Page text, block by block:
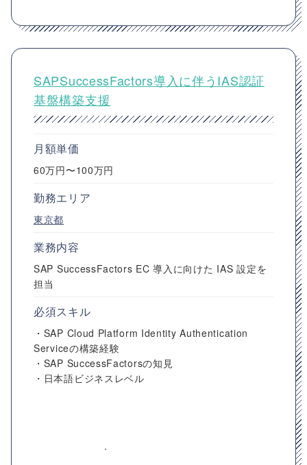
SAPSuccessFactors導入に伴うIAS認証
基盤構築支援
月額単価
60万円〜100万円
勤務エリア
東京都
業務内容
SAP SuccessFactors EC 導入に向けた IAS 設定を
担当
必須スキル
・SAP Cloud Platform Identity Authentication
Serviceの構築経験
・SAP SuccessFactorsの知見
・日本語ビジネスレベル